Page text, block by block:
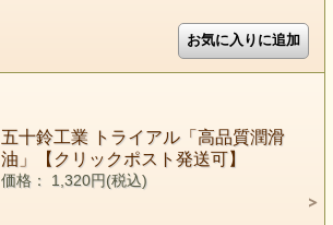
五十鈴工業 トライアル「高品質潤滑
油」【クリックポスト発送可】
価格： 1,320円(税込)